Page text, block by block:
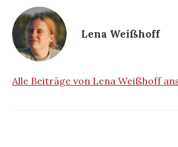
Lena Weißhoff
Alle Beiträge von Lena Weißhoff